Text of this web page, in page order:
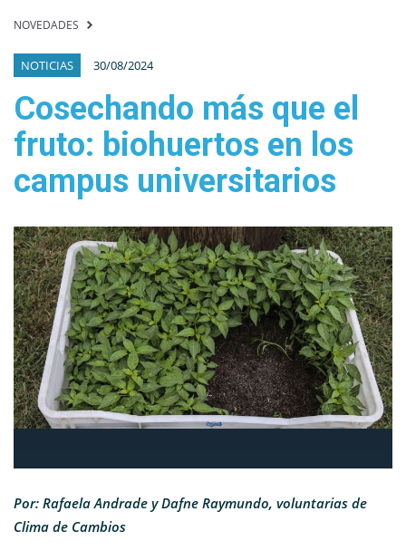
NOVEDADES
NOTICIAS 30/08/2024
Cosechando más que el
fruto: biohuertos en los
campus universitarios
Por: Rafaela Andrade y Dafne Raymundo, voluntarias de
Clima de Cambios